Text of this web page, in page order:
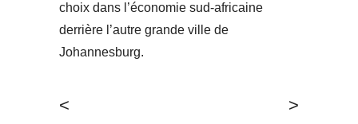
choix dans l’économie sud-africaine
derrière l’autre grande ville de
Johannesburg.
< >